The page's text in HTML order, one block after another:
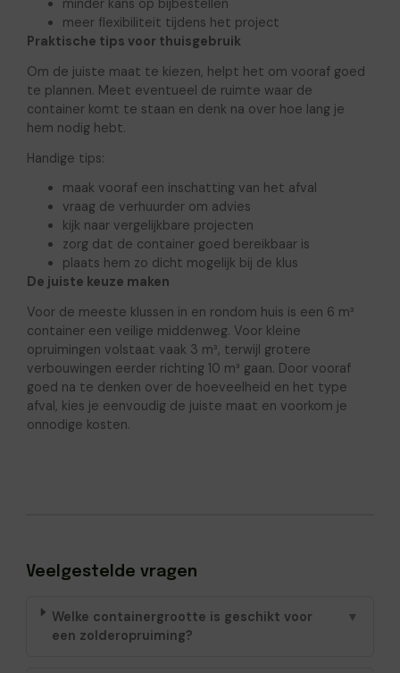
minder kans op bijbestellen
meer flexibiliteit tijdens het project
Praktische tips voor thuisgebruik
Om de juiste maat te kiezen, helpt het om vooraf goed
te plannen. Meet eventueel de ruimte waar de
container komt te staan en denk na over hoe lang je
hem nodig hebt.
Handige tips:
maak vooraf een inschatting van het afval
vraag de verhuurder om advies
kijk naar vergelijkbare projecten
zorg dat de container goed bereikbaar is
plaats hem zo dicht mogelijk bij de klus
De juiste keuze maken
Voor de meeste klussen in en rondom huis is een 6 m³
container een veilige middenweg. Voor kleine
opruimingen volstaat vaak 3 m³, terwijl grotere
verbouwingen eerder richting 10 m³ gaan. Door vooraf
goed na te denken over de hoeveelheid en het type
afval, kies je eenvoudig de juiste maat en voorkom je
onnodige kosten.
Veelgestelde vragen
Welke containergrootte is geschikt voor
een zolderopruiming?
▼